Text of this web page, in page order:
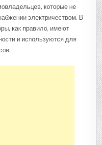
которые не
электричеством. В
как правило, имеют
и используются для